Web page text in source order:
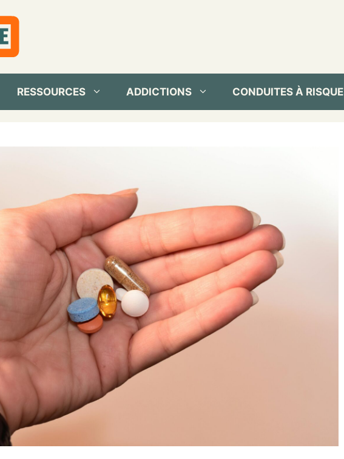
RESSOURCES ADDICTIONS CONDUITES À RISQUE